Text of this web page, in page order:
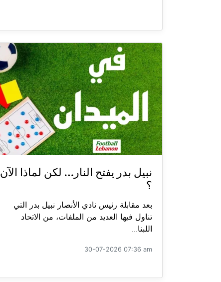
نبيل بدر يفتح النار… لكن لماذا الآن
؟
بعد مقابلة رئيس نادي الأنصار نبيل بدر التي
تناول فيها العديد من الملفات، من الاتحاد
اللبنا...
30-07-2026 07:36 am